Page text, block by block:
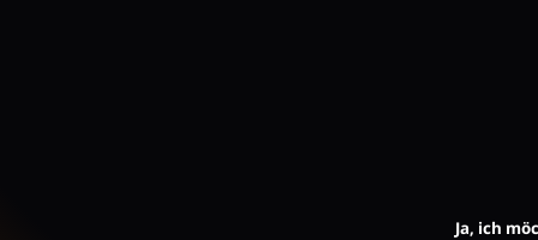
Ja, ich